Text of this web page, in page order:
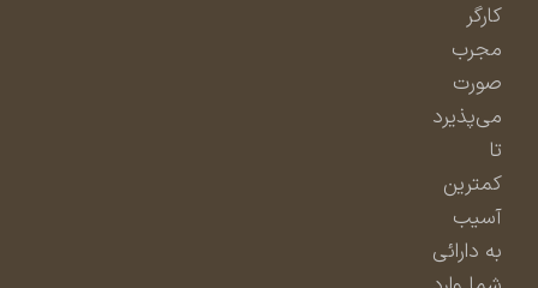
مجرب
صورت
می‌پذیرد
کمترین
آسیب
به دارائی